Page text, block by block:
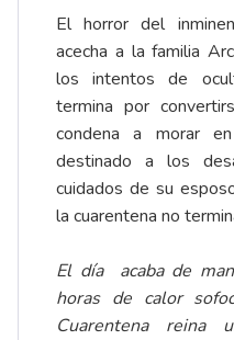
El horror del
acecha a la familia
los intentos de
termina por
condena a morar
destinado a los
cuidados de su
la cuarentena no
El día acaba de
horas de calor
Cuarentena reina